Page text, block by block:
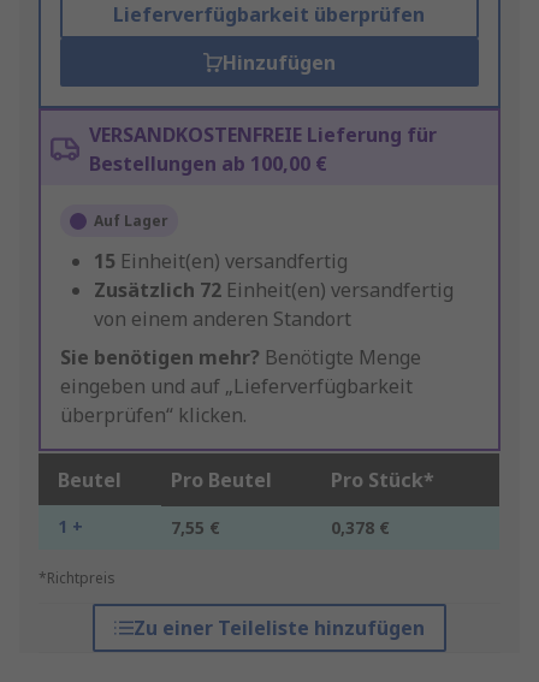
Lieferverfügbarkeit überprüfen
Hinzufügen
VERSANDKOSTENFREIE Lieferung für
Bestellungen ab 100,00 €
Auf Lager
15 Einheit(en) versandfertig
Zusätzlich 72 Einheit(en) versandfertig
von einem anderen Standort
Sie benötigen mehr? Benötigte Menge
eingeben und auf „Lieferverfügbarkeit
überprüfen“ klicken.
Beutel Pro Beutel Pro Stück*
1 + 7,55 € 0,378 €
*Richtpreis
Zu einer Teileliste hinzufügen